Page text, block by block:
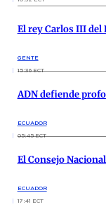
El rey Carlos III del
GENTE
15:36 ECT
ADN defiende
ECUADOR
05:45 ECT
El Consejo
ECUADOR
17:41 ECT